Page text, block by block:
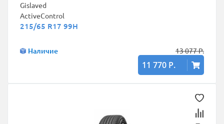
Gislaved
ActiveControl
215/65 R17 99H
Наличие 13 077 Р.
11 770 Р.